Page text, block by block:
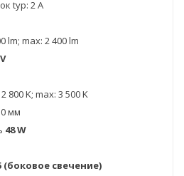
typ: 2 A
lm; max: 2 400 lm
K; max: 3 500 K
мм
48 W
(боковое свечение)